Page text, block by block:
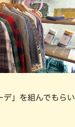
」を組んでもらい